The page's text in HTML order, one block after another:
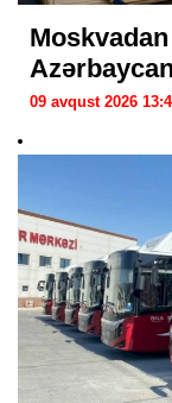
09 avqust 2026